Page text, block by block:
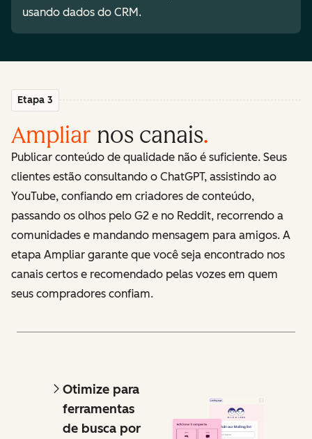
usando dados do CRM.
Etapa 3
Ampliar nos canais.
Publicar conteúdo de qualidade não é suficiente. Seus
clientes estão consultando o ChatGPT, assistindo ao
YouTube, confiando em criadores de conteúdo,
passando os olhos pelo G2 e no Reddit, recorrendo a
comunidades e mandando mensagem para amigos. A
etapa Ampliar garante que você seja encontrado nos
canais certos e recomendado pelas vozes em quem
seus compradores confiam.
Otimize para
ferramentas
de busca por